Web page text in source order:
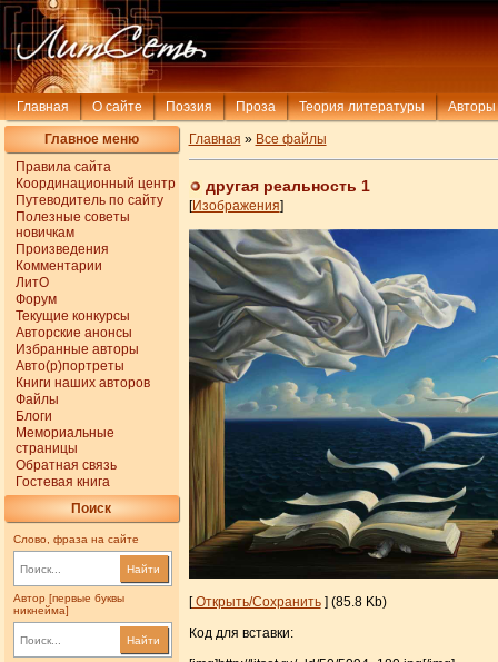
Главная О сайте Поэзия Проза Теория литературы Авторы
Главное меню
Правила сайта
Координационный центр
Путеводитель по сайту
Полезные советы
новичкам
Произведения
Комментарии
ЛитО
Форум
Текущие конкурсы
Авторские анонсы
Избранные авторы
Авто(р)портреты
Книги наших авторов
Файлы
Блоги
Мемориальные
страницы
Обратная связь
Гостевая книга
Поиск
Слово, фраза на сайте
Найти
Автор [первые буквы
никнейма]
Найти
Главная » Все файлы
другая реальность 1
[Изображения]
[Открыть/Сохранить] (85.8 Kb)
Код для вставки: